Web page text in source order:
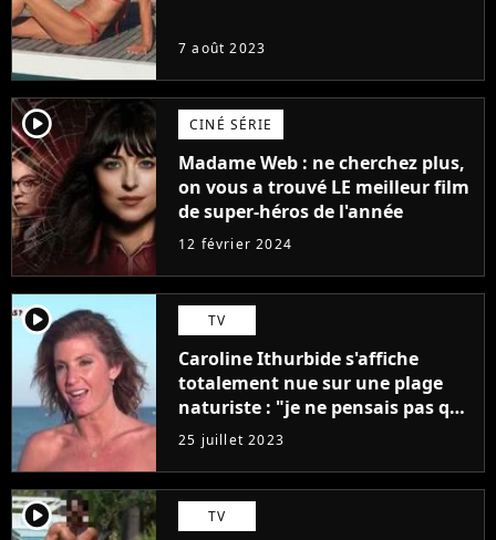
7 août 2023
player2 CINÉ SÉRIE
Madame Web : ne cherchez plus,
on vous a trouvé LE meilleur film
de super-héros de l'année
12 février 2024
player2 TV
Caroline Ithurbide s'affiche
totalement nue sur une plage
naturiste : "je ne pensais pas que
j'arriverais à le faire..."
25 juillet 2023
player2 TV